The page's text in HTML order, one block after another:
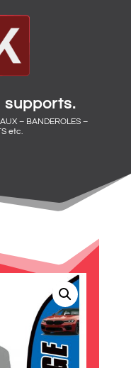
supports.
– BANDEROLES –
etc.